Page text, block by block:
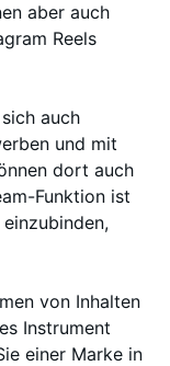
aber auch
Reels
auch
und mit
dort auch
Funktion ist
von Inhalten
Instrument
einer Marke in